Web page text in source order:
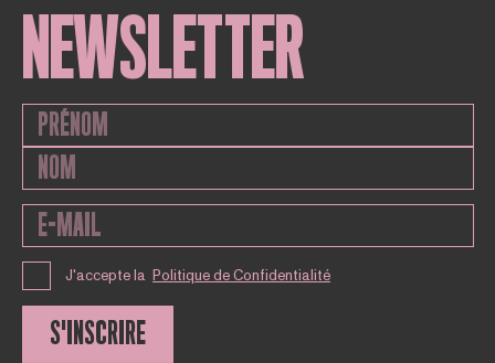
NEWSLETTER
J'accepte la Politique de Confidentialité
S'INSCRIRE